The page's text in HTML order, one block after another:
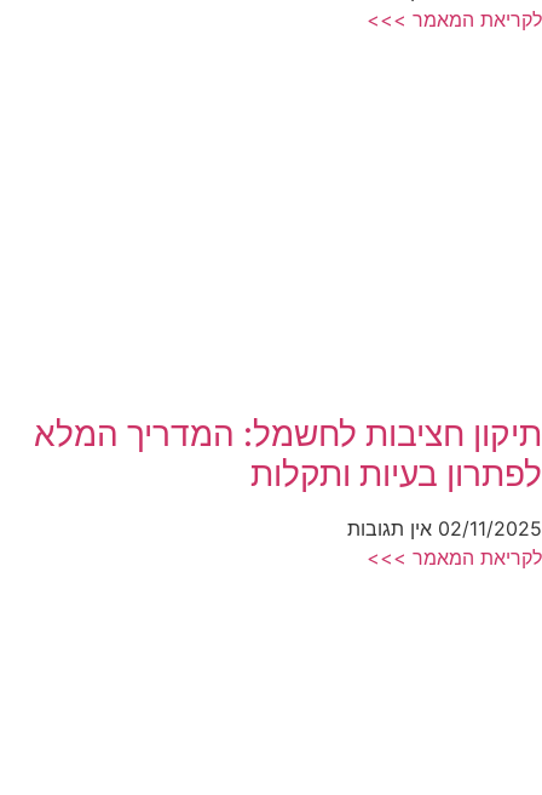
לקריאת המאמר >>>
תיקון חציבות לחשמל: המדריך המלא
לפתרון בעיות ותקלות
02/11/2025 אין תגובות
לקריאת המאמר >>>